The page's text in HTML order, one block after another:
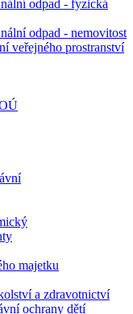
odpad - fyzická
odpad - nemovitost
veřejného prostranství
majetku
a zdravotnictví
ochrany dětí